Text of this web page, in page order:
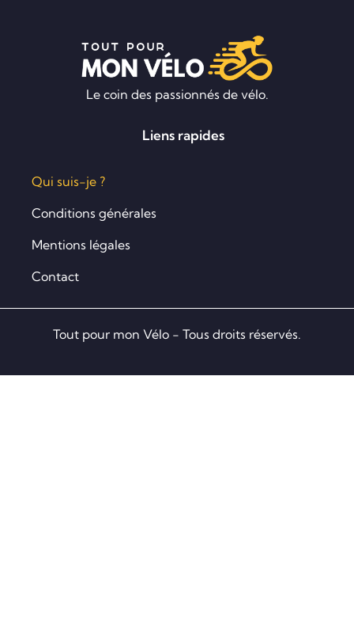
Le coin des passionnés de vélo.
Liens rapides
Qui suis-je ?
Conditions générales
Mentions légales
Contact
Tout pour mon Vélo - Tous droits réservés.